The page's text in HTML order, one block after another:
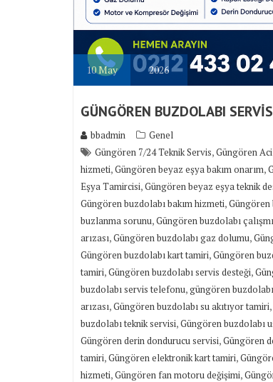
10May 2026
GÜNGÖREN BUZDOLABI
bbadmin
Genel
Güngören 7/24 Teknik Servis,Güngören
hizmeti,Güngören beyaz eşya bakım onarım,
Eşya Tamircisi,Güngören beyaz eşya teknik
Güngören buzdolabı bakım hizmeti,Güngören
buzlanma sorunu,Güngören buzdolabı
arızası,Güngören buzdolabı gaz dolumu,
Güngören buzdolabı kart tamiri,Güngören
tamiri,Güngören buzdolabı servis desteği,
buzdolabı servis telefonu,güngören
arızası,Güngören buzdolabı su akıtıyor tamiri,
buzdolabı teknik servisi,Güngören buzdolabı
Güngören derin dondurucu servisi,Güngören
tamiri,Güngören elektronik kart tamiri,
hizmeti,Güngören fan motoru değişimi,